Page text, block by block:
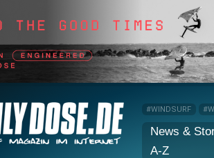
#WINDSURF
News &
A-Z